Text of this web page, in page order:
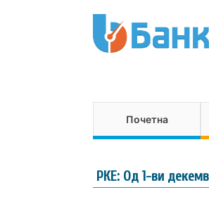
Почетна
РКЕ: Од 1-ви